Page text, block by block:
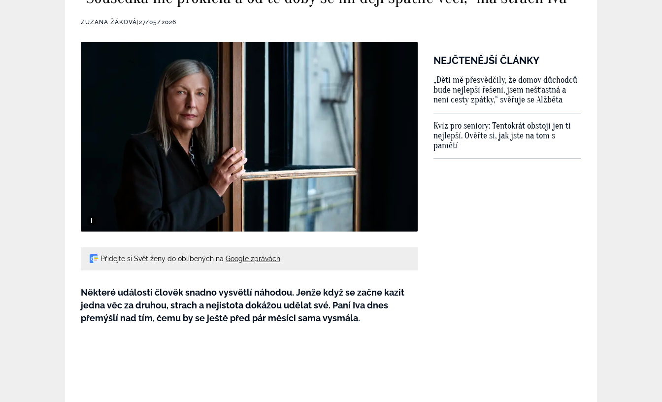
ZUZANA ŽÁKOVÁ 27/05/2026
Přidejte si Svět ženy do oblíbených na Google zprávách
Některé události člověk snadno vysvětlí náhodou. Jenže když se začne kazit
jedna věc za druhou, strach a nejistota dokážou udělat své. Paní Iva dnes
přemýšlí nad tím, čemu by se ještě před pár měsíci sama vysmála.
NEJČTENĚJŠÍ ČLÁNKY
„Děti mě přesvědčily, že domov důchodců
bude nejlepší řešení, jsem nešťastná a
není cesty zpátky,“ svěřuje se Alžběta
Kvíz pro seniory: Tentokrát obstojí jen ti
nejlepší. Ověřte si, jak jste na tom s
pamětí